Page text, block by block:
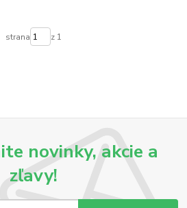
strana z 1
novinky, akcie a
zľavy!